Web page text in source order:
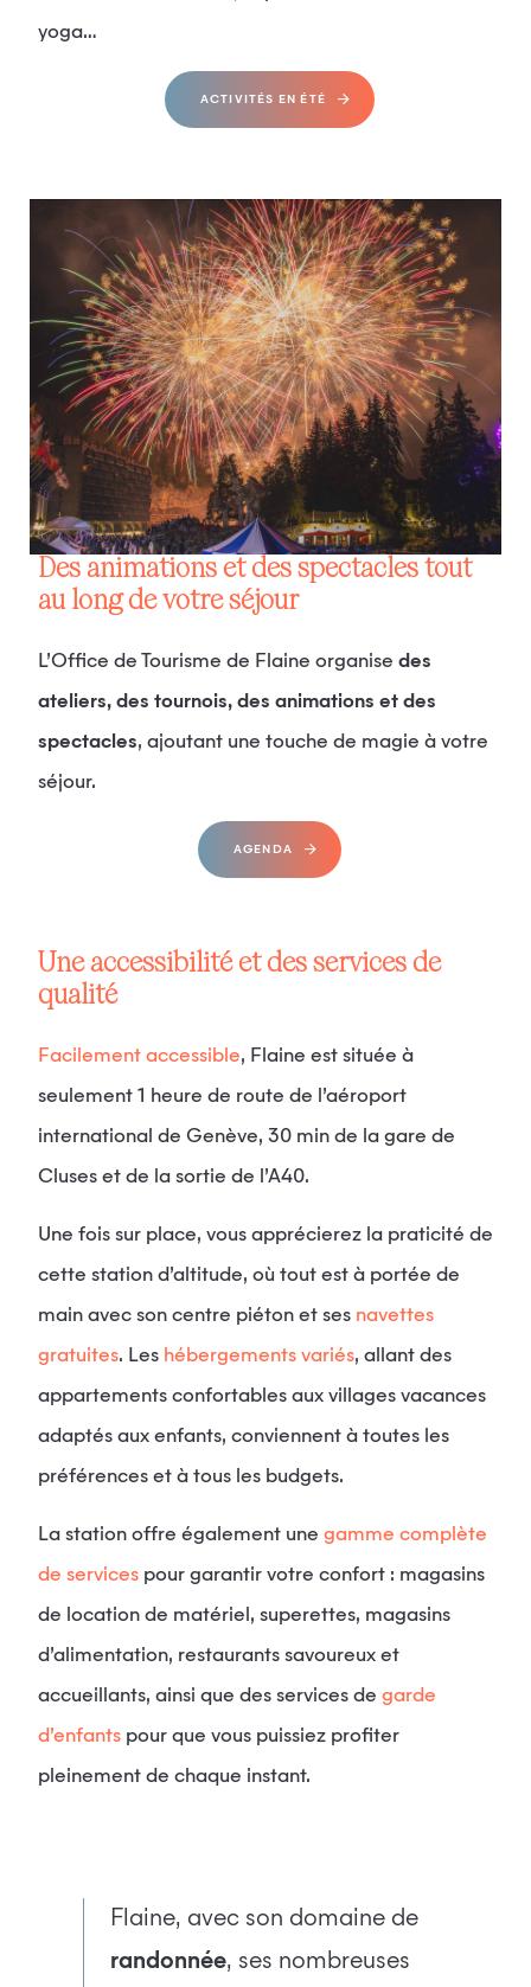
yoga…
ACTIVITÉS EN ÉTÉ
Des animations et des spectacles tout
au long de votre séjour
L’Office de Tourisme de Flaine organise des
ateliers, des tournois, des animations et des
spectacles, ajoutant une touche de magie à votre
séjour.
AGENDA
Une accessibilité et des services de
qualité
Facilement accessible, Flaine est située à
seulement 1 heure de route de l’aéroport
international de Genève, 30 min de la gare de
Cluses et de la sortie de l’A40.
Une fois sur place, vous apprécierez la praticité de
cette station d’altitude, où tout est à portée de
main avec son centre piéton et ses navettes
gratuites. Les hébergements variés, allant des
appartements confortables aux villages vacances
adaptés aux enfants, conviennent à toutes les
préférences et à tous les budgets.
La station offre également une gamme complète
de services pour garantir votre confort : magasins
de location de matériel, superettes, magasins
d’alimentation, restaurants savoureux et
accueillants, ainsi que des services de garde
d’enfants pour que vous puissiez profiter
pleinement de chaque instant.
Flaine, avec son domaine de
randonnée, ses nombreuses